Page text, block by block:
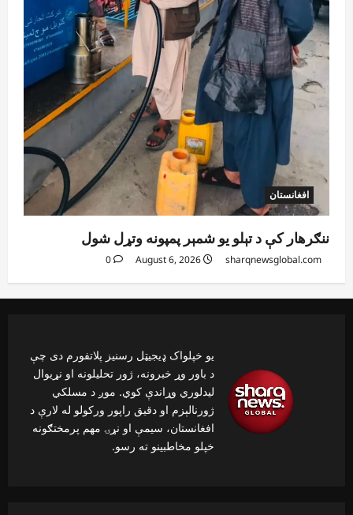
افغانستان
ننګرهار کې د تېلو یو شمېر پمپونه وتړل شول
sharqnewsglobal.com
0
یو خپلواک ډیجیټل رسنیز پلاتفورم دی چې
د باور وړ خبرونه، ژور تحلیلونه او نړیوال
لیدلوري وړاندې کوي. موږ د مسلکي
ژورنالېزم او دقیق راپور ورکولو له لارې د
افغانستان، سیمې او نړۍ مهم پرمختګونه
خپلو مخاطبینو ته رسو.